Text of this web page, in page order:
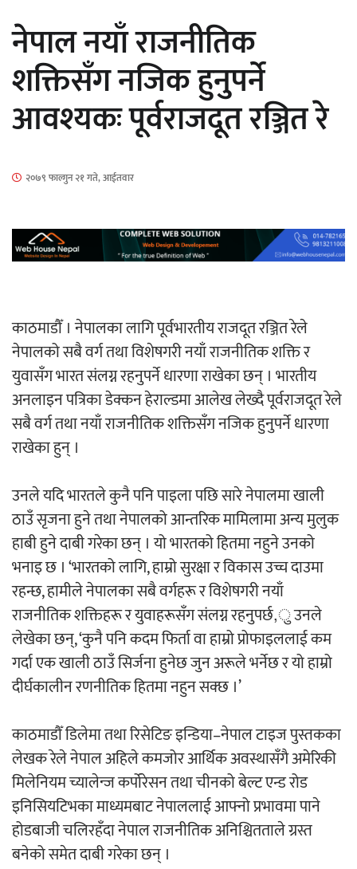
सार्वजनिक
माताकाे नाममा गलत गतिविधि गर्ने थापा प्रहरी
नियन्त्रणमा
नेपालगञ्जमा पर्खाल भत्किँदा दुई मजदुरको मृत्यु
‘ईयुमा डट कम’ले बुधबारदेखि आफ्नो
औपचारिक सेवा सञ्चालनमा
हलमा छैन ‘गौँथली’को टिकट
‘आइतबारको अफिस’ को परिचर्चा सम्पन्न
अर्जुन चन्द्रको ‘संवेदनाका प्रतिध्वनि’
मुक्तकसङ्ग्रह लोकार्पण
नेपाल नयाँ राजनीतिक
शक्तिसँग नजिक हुनुपर्ने
आवश्यकः पूर्वराजदूत रञ्जित रे
२०७९ फाल्गुन २१ गते, आईतवार
काठमाडौँ । नेपालका लागि पूर्वभारतीय राजदूत रञ्जित रेले
नेपालको सबै वर्ग तथा विशेषगरी नयाँ राजनीतिक शक्ति र
युवासँग भारत संलग्न रहनुपर्ने धारणा राखेका छन् । भारतीय
अनलाइन पत्रिका डेक्कन हेराल्डमा आलेख लेख्दै पूर्वराजदूत रेले
सबै वर्ग तथा नयाँ राजनीतिक शक्तिसँग नजिक हुनुपर्ने धारणा
राखेका हुन् ।
उनले यदि भारतले कुनै पनि पाइला पछि सारे नेपालमा खाली
ठाउँ सृजना हुने तथा नेपालको आन्तरिक मामिलामा अन्य मुलुक
हाबी हुने दाबी गरेका छन् । यो भारतको हितमा नहुने उनको
भनाइ छ । ‘भारतको लागि, हाम्रो सुरक्षा र विकास उच्च दाउमा
रहन्छ, हामीले नेपालका सबै वर्गहरू र विशेषगरी नयाँ
राजनीतिक शक्तिहरू र युवाहरूसँग संलग्न रहनुपर्छ,ु उनले
लेखेका छन्, ‘कुनै पनि कदम फिर्ता वा हाम्रो प्रोफाइललाई कम
गर्दा एक खाली ठाउँ सिर्जना हुनेछ जुन अरूले भर्नेछ र यो हाम्रो
दीर्घकालीन रणनीतिक हितमा नहुन सक्छ ।’
काठमाडौँ डिलेमा तथा रिसेटिङ इन्डिया–नेपाल टाइज पुस्तकका
लेखक रेले नेपाल अहिले कमजोर आर्थिक अवस्थासँगै अमेरिकी
मिलेनियम च्यालेन्ज कर्पोरेसन तथा चीनको बेल्ट एन्ड रोड
इनिसियटिभका माध्यमबाट नेपाललाई आफ्नो प्रभावमा पाने
होडबाजी चलिरहँदा नेपाल राजनीतिक अनिश्चितताले ग्रस्त
बनेको समेत दाबी गरेका छन् ।